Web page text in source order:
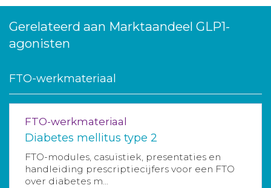
Gerelateerd aan Marktaandeel GLP1-
agonisten
FTO-werkmateriaal
FTO-werkmateriaal
Diabetes mellitus type 2
FTO-modules, casuïstiek, presentaties en
handleiding prescriptiecijfers voor een FTO
over diabetes m...